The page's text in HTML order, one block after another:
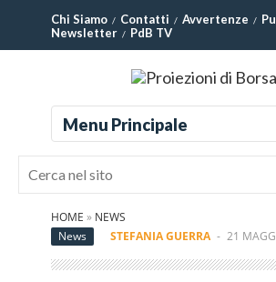
Chi Siamo Contatti Avvertenze
Newsletter
PdB TV
HOME » NEWS
News
STEFANIA GUERRA - 21